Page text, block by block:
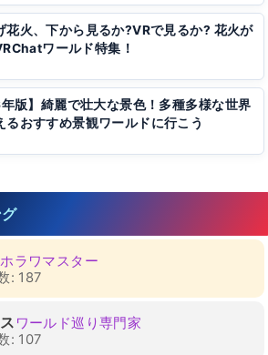
花火、下から見るか?VRで見るか? 花火が
ワールド特集！
年版】綺麗で壮大な景色！多種多様な世界
るおすすめ景観ワールドに行こう
ホラワマスター
: 187
ワールド巡り専門家
: 107